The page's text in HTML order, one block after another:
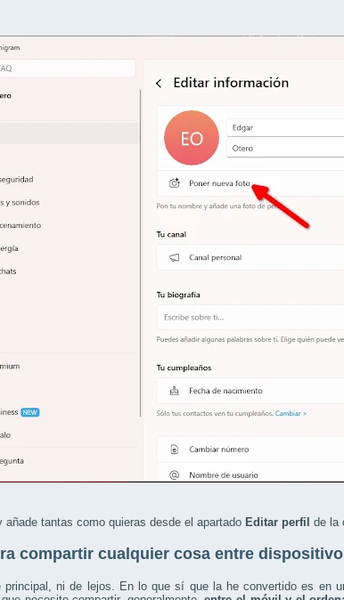
tantas como quieras desde el apartado Editar perfil de la
compartir cualquier cosa entre
principal, ni de lejos. En lo que sí que la he convertido es en